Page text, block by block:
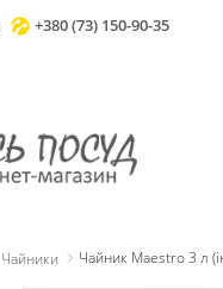
+380 (73) 150-90-35
Чайники Чайник Maestro 3 л